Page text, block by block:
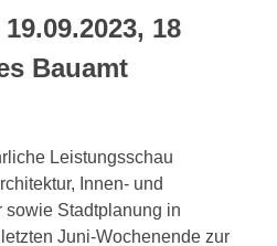
18
Bauamt
Leistungsschau
Innen- und
sowie Stadtplanung in
Juni-Wochenende zur